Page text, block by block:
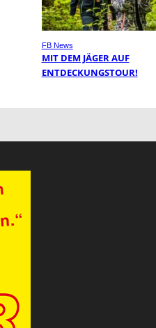
FB News
MIT DEM JÄGER AUF
ENTDECKUNGSTOUR!